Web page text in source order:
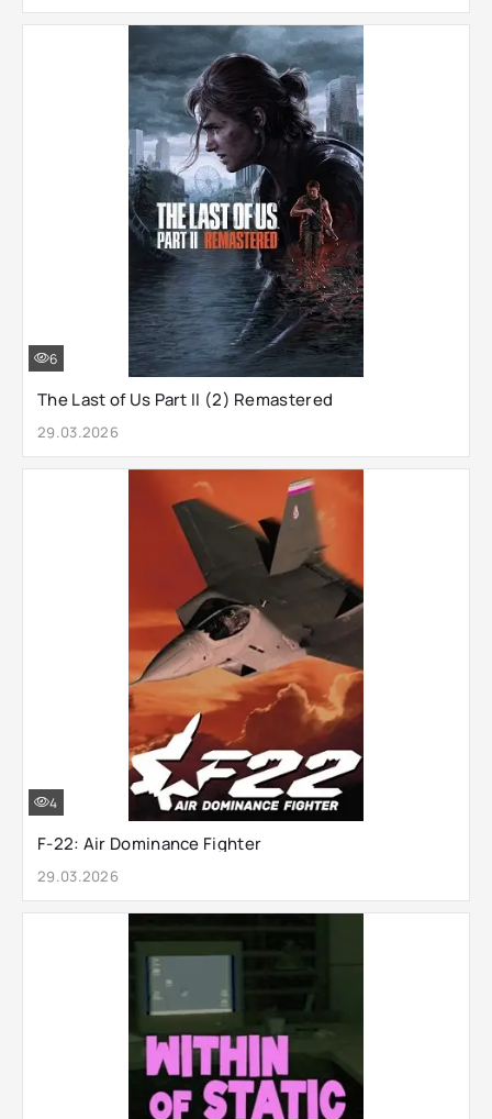
The Last of Us Part II (2) Remastered
29.03.2026
6
F-22: Air Dominance Fighter
29.03.2026
4